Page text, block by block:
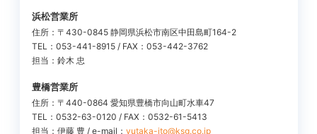
浜松営業所
住所：〒430-0845 静岡県浜松市南区中田島町164-2
TEL：053-441-8915 / FAX：053-442-3762
担当：鈴木 忠
豊橋営業所
住所：〒440-0864 愛知県豊橋市向山町水車47
TEL：0532-63-0120 / FAX：0532-61-5413
担当：伊藤 豊 / e-mail： yutaka-ito@ksg.co.jp